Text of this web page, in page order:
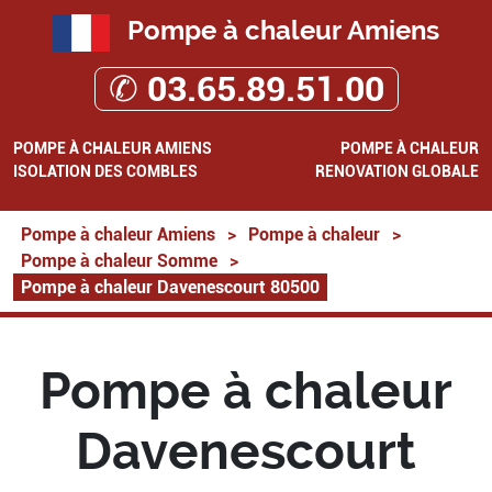
Pompe à chaleur Amiens
✆ 03.65.89.51.00
POMPE À CHALEUR AMIENS
POMPE À CHALEUR
ISOLATION DES COMBLES
RENOVATION GLOBALE
Pompe à chaleur Amiens > Pompe à chaleur
>
Pompe à chaleur Somme
>
Pompe à chaleur Davenescourt 80500
Pompe à chaleur
Davenescourt